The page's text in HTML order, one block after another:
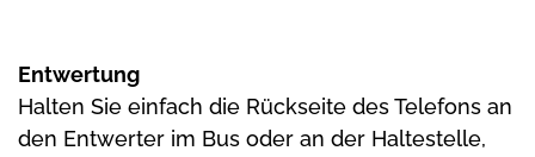
Entwertung
Halten Sie einfach die Rückseite des Telefons an
den Entwerter im Bus oder an der Haltestelle,